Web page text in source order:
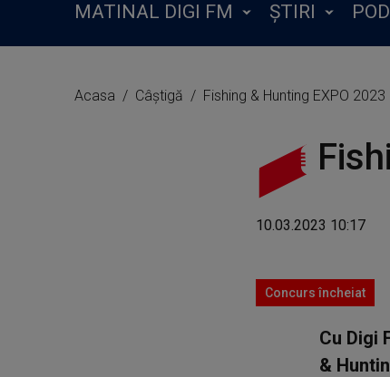
MATINAL DIGI FM ȘTIRI
Acasa Câștigă Fishing & Hunting EXPO 2023
10.03.2023 10:17
Concurs încheiat
Cu Digi
&